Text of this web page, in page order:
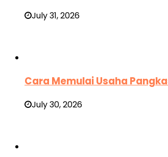
July 31, 2026
Cara Memulai Usaha
July 30, 2026